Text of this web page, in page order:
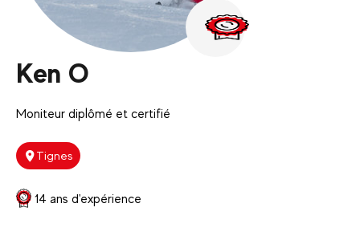
Ken O
Moniteur diplômé et certifié
Tignes
14 ans d'expérience